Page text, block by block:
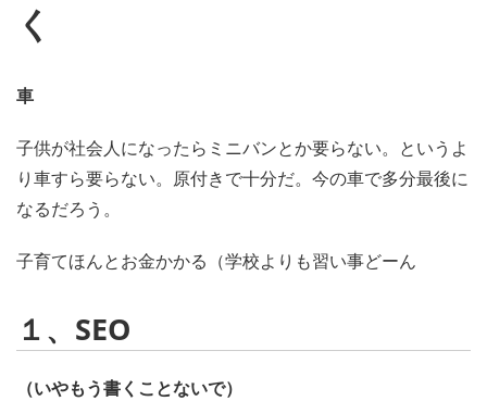
く
車
子供が社会人になったらミニバンとか要らない。というよ
り車すら要らない。原付きで十分だ。今の車で多分最後に
なるだろう。
子育てほんとお金かかる（学校よりも習い事どーん
１、SEO
（いやもう書くことないで）